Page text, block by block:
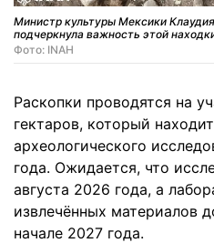
Министр культуры Мексики
подчеркнула важность этой
Фото: INAH
Раскопки проводятся на
гектаров, который
археологического
года. Ожидается, что
августа 2026 года, а
извлечённых материалов
начале 2027 года.